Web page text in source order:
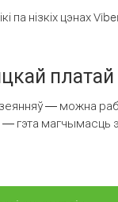
нізкіх цэнах
платай
— можна
гэта магчымасць